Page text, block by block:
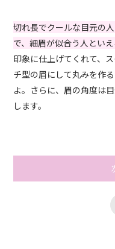
切れ長でクールな目元の
で、細眉が似合う人とい
印象に仕上げてくれて、
チ型の眉にして丸みを作
よ。さらに、眉の角度は
します。